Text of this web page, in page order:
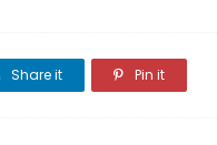
Share it Pin it